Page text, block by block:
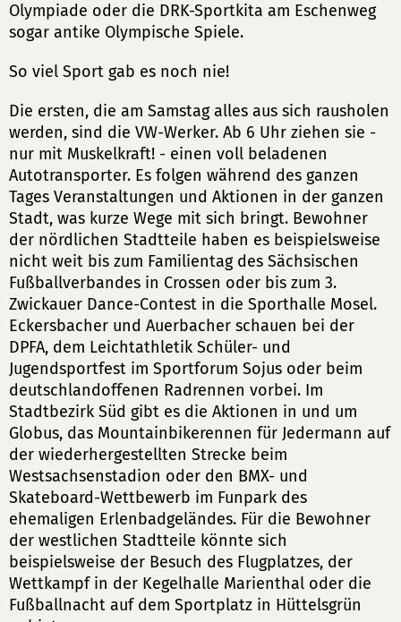
Olympiade oder die DRK-Sportkita am Eschenweg
sogar antike Olympische Spiele.
So viel Sport gab es noch nie!
Die ersten, die am Samstag alles aus sich rausholen
werden, sind die VW-Werker. Ab 6 Uhr ziehen sie -
nur mit Muskelkraft! - einen voll beladenen
Autotransporter. Es folgen während des ganzen
Tages Veranstaltungen und Aktionen in der ganzen
Stadt, was kurze Wege mit sich bringt. Bewohner
der nördlichen Stadtteile haben es beispielsweise
nicht weit bis zum Familientag des Sächsischen
Fußballverbandes in Crossen oder bis zum 3.
Zwickauer Dance-Contest in die Sporthalle Mosel.
Eckersbacher und Auerbacher schauen bei der
DPFA, dem Leichtathletik Schüler- und
Jugendsportfest im Sportforum Sojus oder beim
deutschlandoffenen Radrennen vorbei. Im
Stadtbezirk Süd gibt es die Aktionen in und um
Globus, das Mountainbikerennen für Jedermann auf
der wiederhergestellten Strecke beim
Westsachsenstadion oder den BMX- und
Skateboard-Wettbewerb im Funpark des
ehemaligen Erlenbadgeländes. Für die Bewohner
der westlichen Stadtteile könnte sich
beispielsweise der Besuch des Flugplatzes, der
Wettkampf in der Kegelhalle Marienthal oder die
Fußballnacht auf dem Sportplatz in Hüttelsgrün